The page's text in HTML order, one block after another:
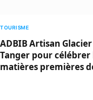
TOURISME
ADBIB Artisan
Tanger pour
matières premières